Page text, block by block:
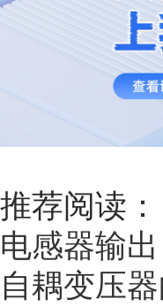
推荐阅读：
电感器输
自耦变压